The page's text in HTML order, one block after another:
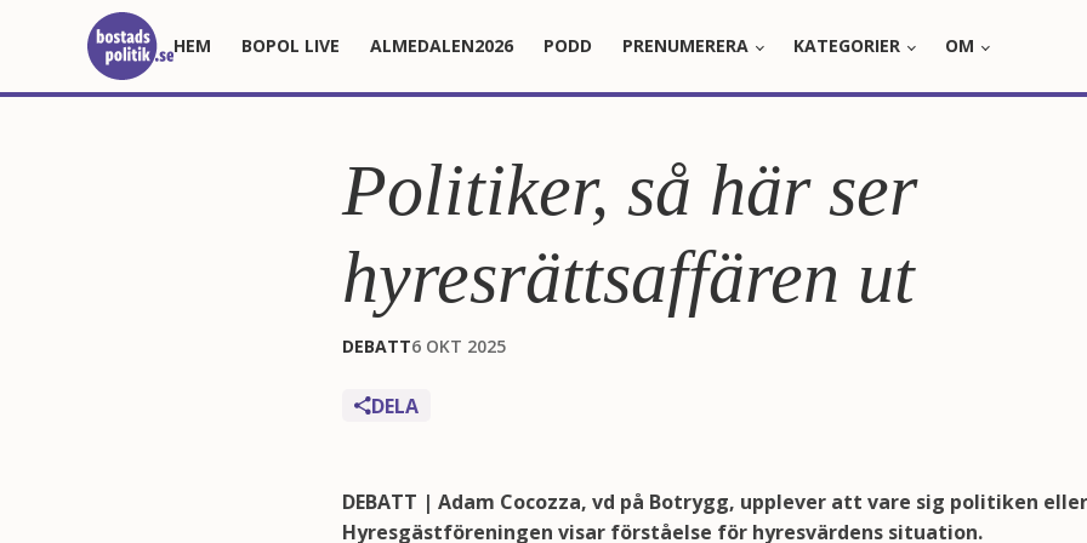
HEM BOPOL LIVE ALMEDALEN2026 PODD PRENUMERERA KATEGORIER OM
Politiker, så här ser
hyresrättsaffären ut
DEBATT6 OKT 2025
DELA
DEBATT | Adam Cocozza, vd på Botrygg, upplever att vare sig politiken eller
Hyresgästföreningen visar förståelse för hyresvärdens situation.